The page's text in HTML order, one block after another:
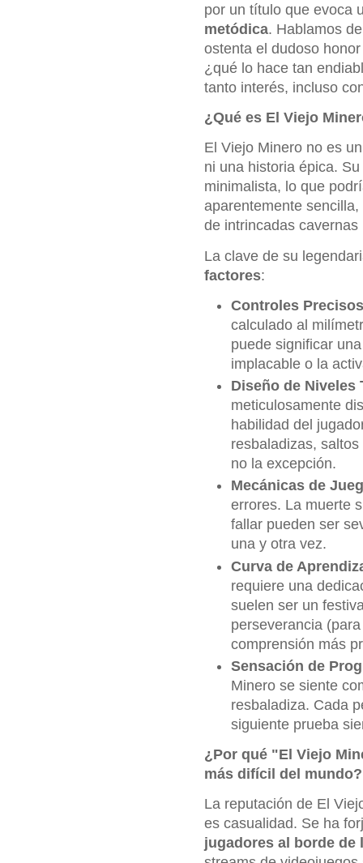
por un título que evoca
metódica. Hablamos
ostenta el dudoso
¿qué lo hace tan
tanto interés, incluso
¿Qué es El Viejo
El Viejo Minero no es
ni una historia épica.
minimalista, lo que
aparentemente
de intrincadas
La clave de su
factores:
Controles
calculado al
puede significar
implacable o la
Diseño de Niveles
meticulosamente
habilidad del
resbaladizas,
no la excepción.
Mecánicas de
errores. La muerte
fallar pueden ser
una y otra vez.
Curva de
requiere una
suelen ser un
perseverancia
comprensión más
Sensación de
Minero se siente
resbaladiza. Cada
siguiente prueba
¿Por qué "El Viejo
más difícil del mundo?
La reputación de El
es casualidad. Se ha
jugadores al borde de